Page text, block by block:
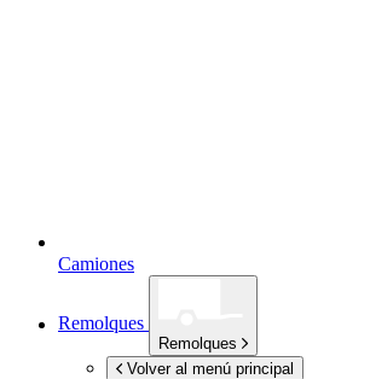
Camiones
Remolques
Remolques
Volver al menú principal